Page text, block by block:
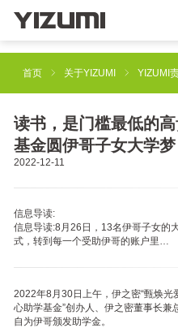
半固态镁合金注射成型解决方
智能制
企业介绍
首页
关于YIZUMI YIZUMI
读书，是门槛最低的
基金圆伊哥子女大学梦
2022-12-11
信息导读:
信息导读:8月26日，13名伊哥子女的
式，转到每一个受助伊哥的账户里…
2022年8月30日上午，伊之密“甄焕光
心助学基金”创办人、伊之密董事长
自为伊哥颁发助学金。